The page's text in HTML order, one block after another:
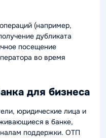
(например,
дубликата
посещение
во время
для бизнеса
юридические лица и
в банке,
поддержки. ОТП